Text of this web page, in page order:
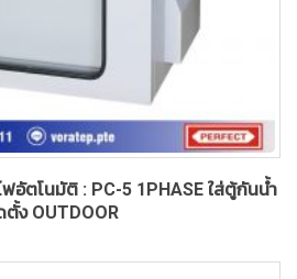
ฟอัตโนมัติ : PC-5 1PHASE ใส่ตู้กันน้ำ
ง OUTDOOR